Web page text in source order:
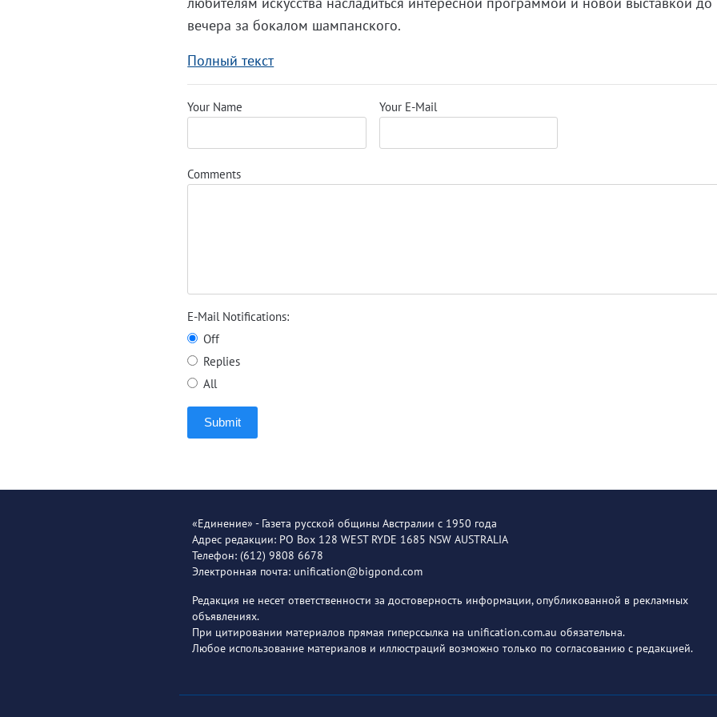
вечера за бокалом шампанского.
Полный текст
Your Name Your E-Mail
Comments
E-Mail Notifications:
Off
Replies
All
Submit
«Единение» - Газета русской общины Австралии с 1950 года
Адрес редакции: PO Box 128 WEST RYDE 1685 NSW AUSTRALIA
Телефон: (612) 9808 6678
Электронная почта: unification@bigpond.com
Редакция не несет ответственности за достоверность информации, опубликованной в рекламных
объявлениях.
При цитировании материалов прямая гиперссылка на unification.com.au обязательна.
Любое использование материалов и иллюстраций возможно только по согласованию с редакцией.